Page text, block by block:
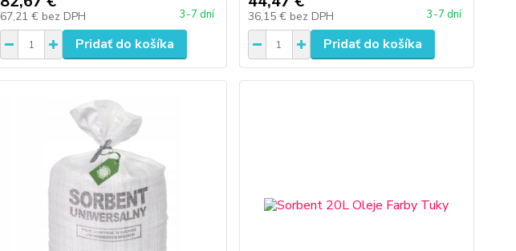
67,21 € bez DPH 3-7 dní
Pridať do košíka
36,15 € bez DPH 3-7 dní
Pridať do košíka